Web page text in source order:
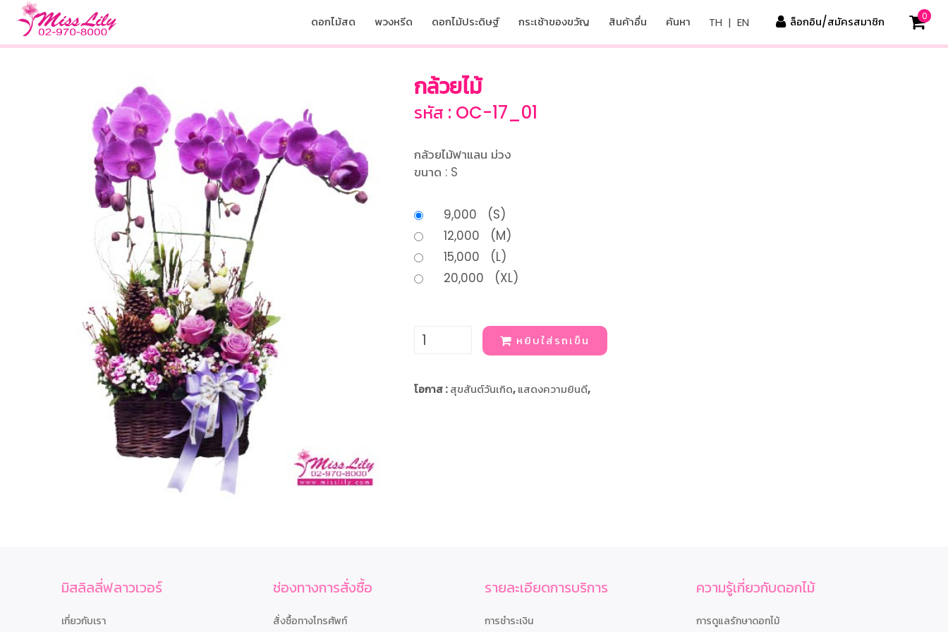
ดอกไม้สด พวงหรีด ดอกไม้ประดิษฐ์ กระเช้าของขวัญ สินค้าอื่น ค้นหา TH | EN ล็อกอิน/สมัครสมาชิก 0
กล้วยไม้
รหัส : OC-17_01
กล้วยไม้ฟาแลน ม่วง
ขนาด : S
9,000 (S)
12,000 (M)
15,000 (L)
20,000 (XL)
หยิบใส่รถเข็น
โอกาส :สุขสันต์วันเกิด,แสดงความยินดี,
มิสลิลลี่ฟลาวเวอร์
เกี่ยวกับเรา
ช่องทางการสั่งซื้อ
สั่งซื้อทางโทรศัพท์
รายละเอียดการบริการ
การชำระเงิน
ความรู้เกี่ยวกับดอกไม้
การดูแลรักษาดอกไม้